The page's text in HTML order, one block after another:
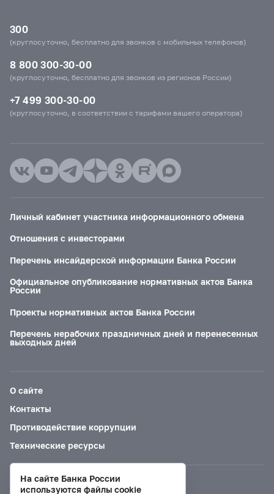
300
(круглосуточно, бесплатно для звонков с мобильных телефонов)
8 800 300-30-00
(круглосуточно, бесплатно для звонков из регионов России)
+7 499 300-30-00
(круглосуточно, в соответствии с тарифами вашего оператора)
Личный кабинет участника информационного обмена
Отношения с инвесторами
Перечень инсайдерской информации Банка России
Официальное опубликование нормативных актов Банка
России
Проекты нормативных актов Банка России
Перечень нерабочих праздничных дней и перенесенных
выходных дней
О сайте
Контакты
Противодействие коррупции
Технические ресурсы
Версия для слабовидящих
На сайте Банка России
используются файлы cookie